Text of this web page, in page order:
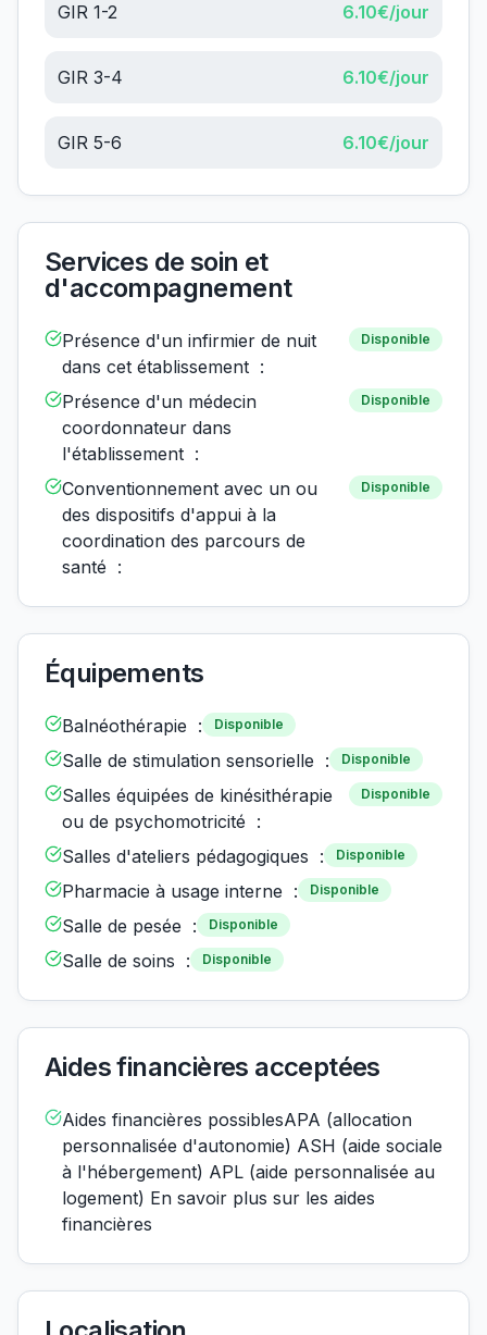
GIR 1-2 6.10€/jour
GIR 3-4 6.10€/jour
GIR 5-6 6.10€/jour
Services de soin et
d'accompagnement
Présence d'un infirmier de nuit
dans cet établissement :
Disponible
Présence d'un médecin
coordonnateur dans
l'établissement :
Disponible
Conventionnement avec un ou
des dispositifs d'appui à la
coordination des parcours de
santé :
Disponible
Équipements
Balnéothérapie : Disponible
Salle de stimulation sensorielle : Disponible
Salles équipées de kinésithérapie
ou de psychomotricité :
Disponible
Salles d'ateliers pédagogiques : Disponible
Pharmacie à usage interne : Disponible
Salle de pesée : Disponible
Salle de soins : Disponible
Aides financières acceptées
Aides financières possiblesAPA (allocation
personnalisée d'autonomie) ASH (aide sociale
à l'hébergement) APL (aide personnalisée au
logement) En savoir plus sur les aides
financières